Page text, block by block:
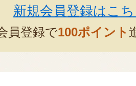
新規会員登録はこ
員登録で100ポイント